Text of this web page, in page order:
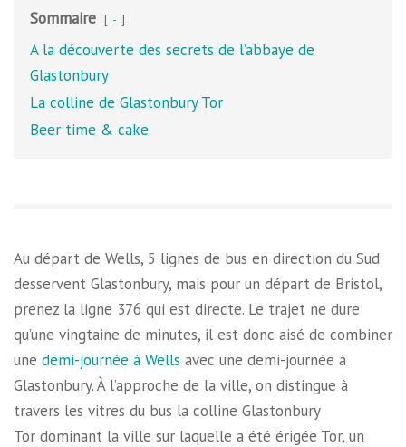
Sommaire -
A la découverte des secrets de l’abbaye de
Glastonbury
La colline de Glastonbury Tor
Beer time & cake
Au départ de Wells, 5 lignes de bus en direction du Sud
desservent Glastonbury, mais pour un départ de Bristol,
prenez la ligne 376 qui est directe. Le trajet ne dure
qu’une vingtaine de minutes, il est donc aisé de combiner
une demi-journée à Wells avec une demi-journée à
Glastonbury. À l’approche de la ville, on distingue à
travers les vitres du bus la colline Glastonbury
Tor dominant la ville sur laquelle a été érigée Tor, un